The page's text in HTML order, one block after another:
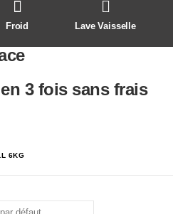
Froid Lave Vaisselle
3 fois sans frais
6KG